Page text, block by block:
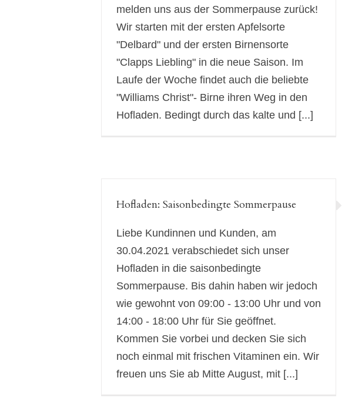
melden uns aus der Sommerpause zurück!
Wir starten mit der ersten Apfelsorte
"Delbard" und der ersten Birnensorte
"Clapps Liebling" in die neue Saison. Im
Laufe der Woche findet auch die beliebte
"Williams Christ"- Birne ihren Weg in den
Hofladen. Bedingt durch das kalte und [...]
Hofladen: Saisonbedingte Sommerpause
Liebe Kundinnen und Kunden, am
30.04.2021 verabschiedet sich unser
Hofladen in die saisonbedingte
Sommerpause. Bis dahin haben wir jedoch
wie gewohnt von 09:00 - 13:00 Uhr und von
14:00 - 18:00 Uhr für Sie geöffnet.
Kommen Sie vorbei und decken Sie sich
noch einmal mit frischen Vitaminen ein. Wir
freuen uns Sie ab Mitte August, mit [...]